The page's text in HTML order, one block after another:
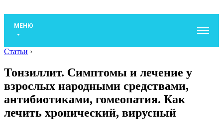
МЕНЮ
Статьи ›
Тонзиллит. Симптомы и лечение у
взрослых народными средствами,
антибиотиками, гомеопатия. Как
лечить хронический, вирусный